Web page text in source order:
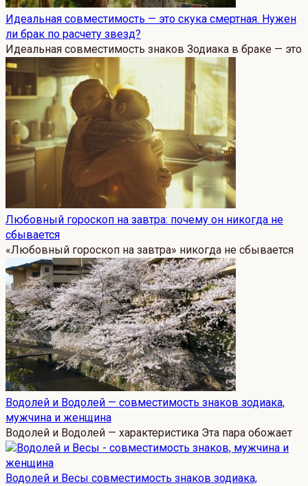
Идеальная совместимость — это скука смертная. Нужен
ли брак по расчету звезд?
Идеальная совместимость знаков Зодиака в браке — это
Любовный гороскоп на завтра: почему он никогда не
сбывается
«Любовный гороскоп на завтра» никогда не сбывается
Водолей и Водолей — совместимость знаков зодиака,
мужчина и женщина
Водолей и Водолей — характеристика Эта пара обожает
Водолей и Весы совместимость знаков зодиака,